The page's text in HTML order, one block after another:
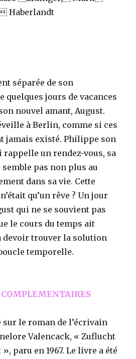
Haberlandt
séparée de son
quelques jours de vacances
nouvel amant, August.
à Berlin, comme si ces
jamais existé. Philippe son
un rendez-vous, sa
pas non plus au
dans sa vie. Cette
qu’un rêve ? Un jour
qui ne se souvient pas
le cours du temps ait
devoir trouver la solution
temporelle.
sur le roman de l’écrivain
Valencack, « Zuflucht
paru en 1967. Le livre a été